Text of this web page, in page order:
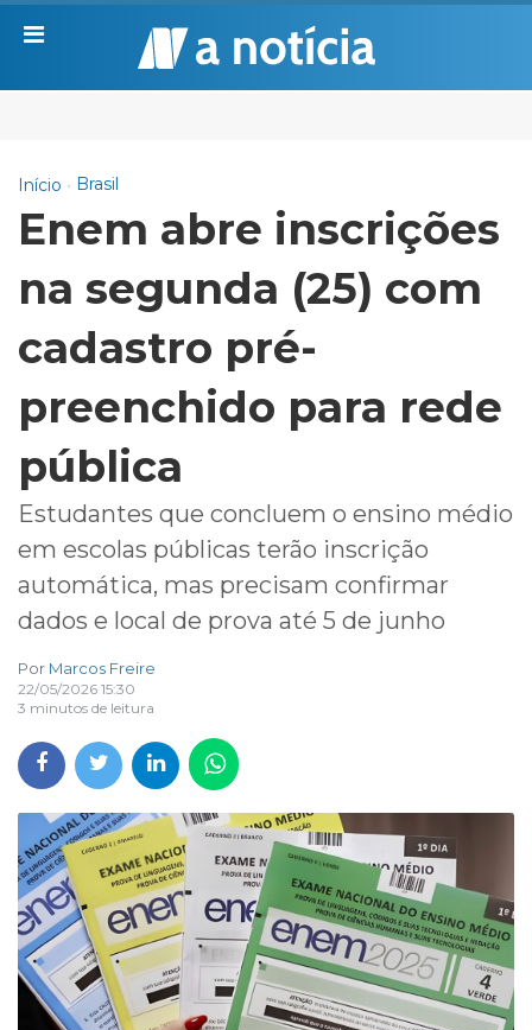
Início Brasil
Enem abre inscrições
na segunda (25) com
cadastro pré-
preenchido para rede
pública
Estudantes que concluem o ensino médio
em escolas públicas terão inscrição
automática, mas precisam confirmar
dados e local de prova até 5 de junho
Por Marcos Freire
22/05/2026 15:30
3 minutos de leitura